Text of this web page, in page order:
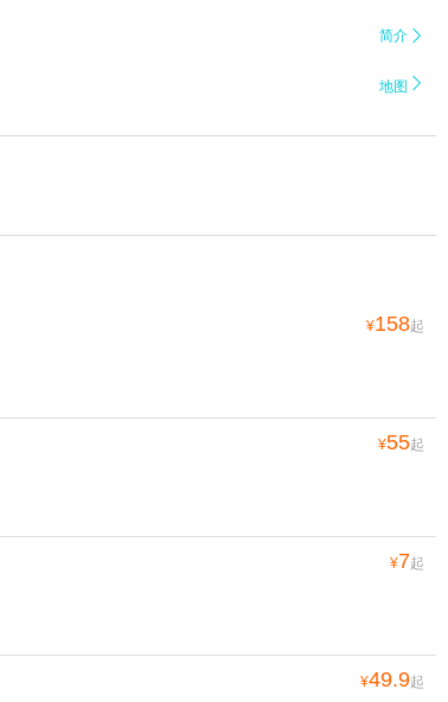
简介 
地图 
¥158起
¥55起
¥7起
¥49.9起